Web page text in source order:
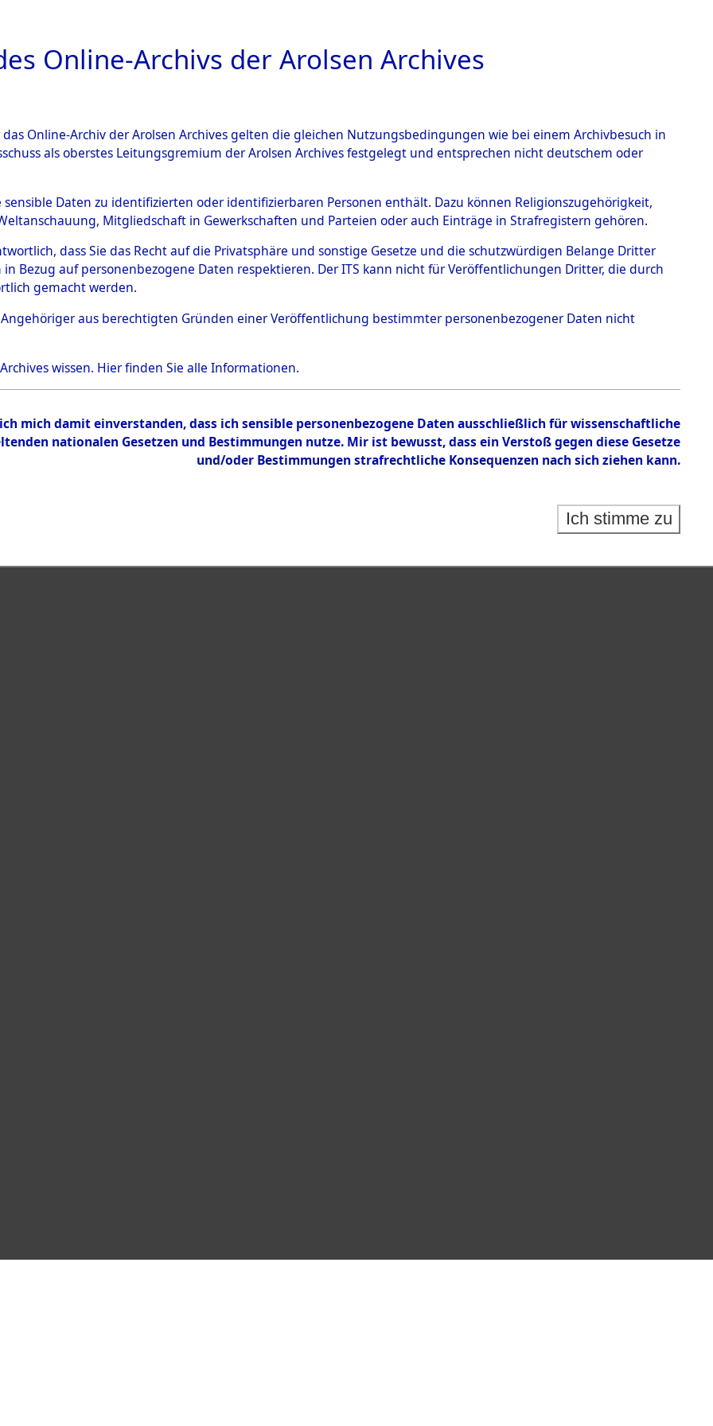
ARCHIVALE ÜBERSICHT BILD
0007 (108004618)
Person DALMATIAN, MANUK
Bestand
Online-Archivs der Arolsen Archives
Online-Archiv der Arolsen Archives gelten die gleichen Nutzungsbedingungen wie bei einem Archivbesuch in
als oberstes Leitungsgremium der Arolsen Archives festgelegt und entsprechen nicht deutschem oder
sensible Daten zu identifizierten oder identifizierbaren Personen enthält. Dazu können Religionszugehörigkeit,
Mitgliedschaft in Gewerkschaften und Parteien oder auch Einträge in Strafregistern gehören.
dass Sie das Recht auf die Privatsphäre und sonstige Gesetze und die schutzwürdigen Belange Dritter
Bezug auf personenbezogene Daten respektieren. Der ITS kann nicht für Veröffentlichungen Dritter, die durch
gemacht werden.
Angehöriger aus berechtigten Gründen einer Veröffentlichung bestimmter personenbezogener Daten nicht
wissen. Hierfinden Sie alle Informationen.
mich damit einverstanden, dass ich sensible personenbezogene Daten ausschließlich für wissenschaftliche
nationalen Gesetzen und Bestimmungen nutze. Mir ist bewusst, dass ein Verstoß gegen diese Gesetze
und/oder Bestimmungen strafrechtliche Konsequenzen nach sich ziehen kann.
Ich stimme zu